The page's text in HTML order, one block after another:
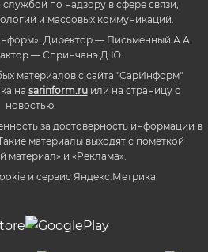
по надзору в сфере связи,
и массовых коммуникаций.
Директор — Письменный А.А.
— Спринчанэ Д.Ю.
материалов с сайта "СарИнформ"
на sarinform.ruили на страницу с
новостью.
за достоверность информации в
материалы выходят с пометкой
материал» и «Реклама».
и сервиc Яндекс.Метрика